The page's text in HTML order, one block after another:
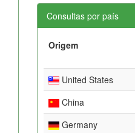
Consultas por país
Origem
United States
China
Germany